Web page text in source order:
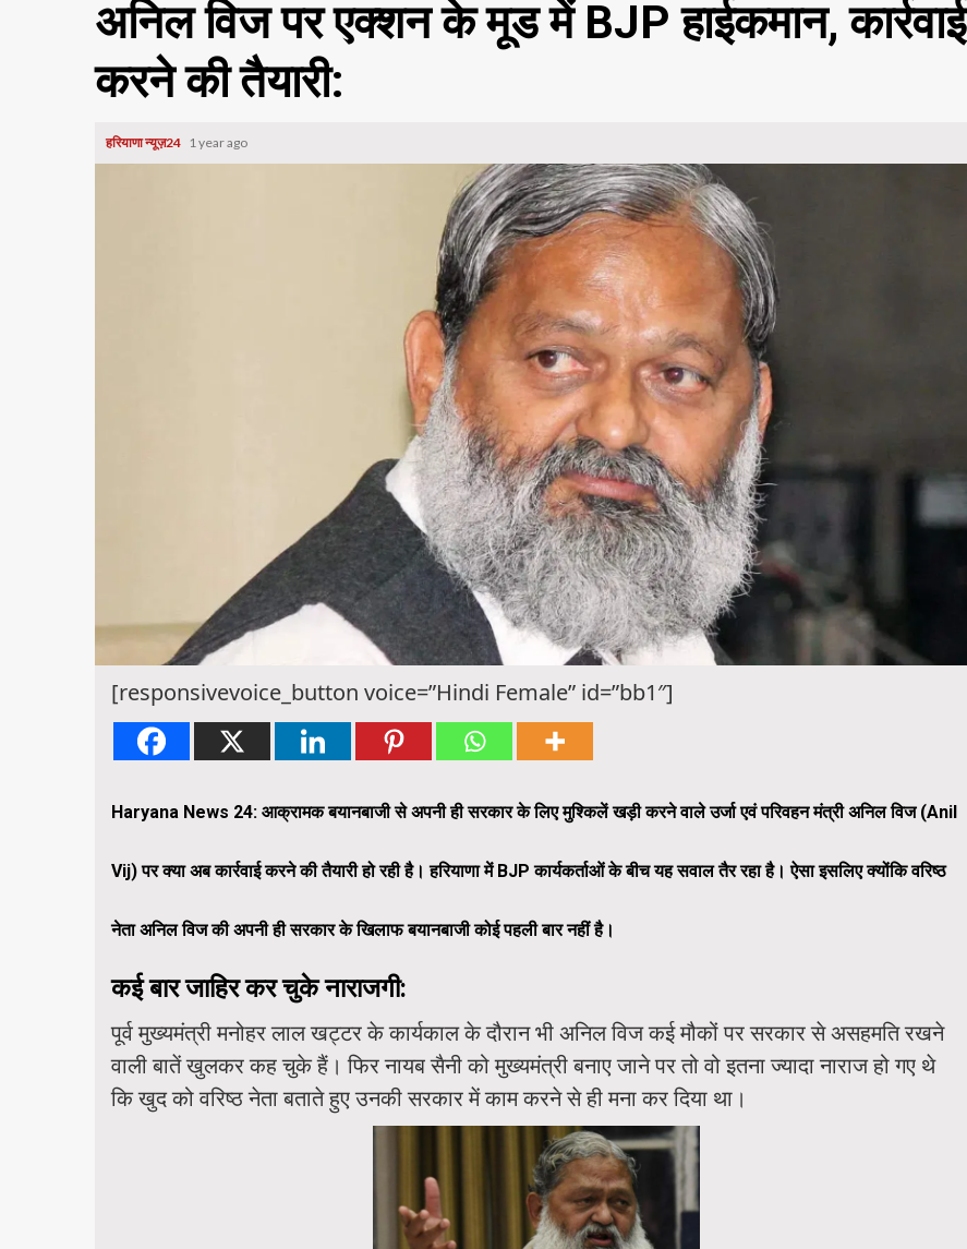
अनिल विज पर एक्शन के मूड में BJP हाईकमान, कार्रवाई
करने की तैयारी:
हरियाणा न्यूज़24 1 year ago
[responsivevoice_button voice=”Hindi Female” id=”bb1″]
Haryana News 24: आक्रामक बयानबाजी से अपनी ही सरकार के लिए मुश्किलें खड़ी करने वाले उर्जा एवं परिवहन मंत्री अनिल विज (Anil
Vij) पर क्या अब कार्रवाई करने की तैयारी हो रही है। हरियाणा में BJP कार्यकर्ताओं के बीच यह सवाल तैर रहा है। ऐसा इसलिए क्योंकि वरिष्ठ
नेता अनिल विज की अपनी ही सरकार के खिलाफ बयानबाजी कोई पहली बार नहीं है।
कई बार जाहिर कर चुके नाराजगी:
पूर्व मुख्यमंत्री मनोहर लाल खट्टर के कार्यकाल के दौरान भी अनिल विज कई मौकों पर सरकार से असहमति रखने
वाली बातें खुलकर कह चुके हैं। फिर नायब सैनी को मुख्यमंत्री बनाए जाने पर तो वो इतना ज्यादा नाराज हो गए थे
कि खुद को वरिष्ठ नेता बताते हुए उनकी सरकार में काम करने से ही मना कर दिया था।